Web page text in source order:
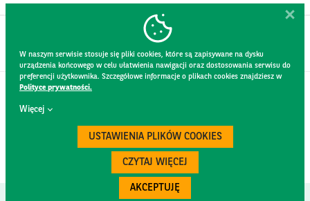
W naszym serwisie stosuje się pliki cookies, które są zapisywane na dysku
urządzenia końcowego w celu ułatwienia nawigacji oraz dostosowania serwisu do
preferencji użytkownika. Szczegółowe informacje o plikach cookies znajdziesz w
Polityce prywatności.
Więcej
USTAWIENIA PLIKÓW COOKIES
CZYTAJ WIĘCEJ
AKCEPTUJĘ
KONTAKT
REGULAMIN STRONY
POLITYKA PRYWATNOŚCI